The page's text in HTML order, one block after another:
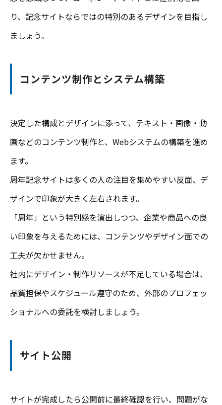
り、記念サイトならではの特別のあるデザインを目指し
ましょう。
コンテンツ制作とシステム構築
決定した構成とデザインに添って、テキスト・画像・動
画などのコンテンツ制作と、Webシステムの構築を進め
ます。
周年記念サイトは多くの人の注目を集めやすい反面、デ
ザインで印象が大きく左右されます。
「周年」という特別感を演出しつつ、企業や商品への良
い印象を与えるためには、コンテンツやデザイン面での
工夫が欠かせません。
社内にデザイン・制作リソースが不足している場合は、
品質担保やスケジュール遵守のため、外部のプロフェッ
ショナルへの委託を検討しましょう。
サイト公開
サイトが完成したら公開前に最終確認を行い、問題がな